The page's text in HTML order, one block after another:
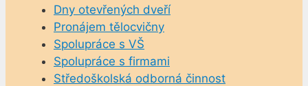
Dny otevřených dveří
Pronájem tělocvičny
Spolupráce s VŠ
Spolupráce s firmami
Středoškolská odborná činnost